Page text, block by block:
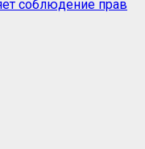
соблюдение прав